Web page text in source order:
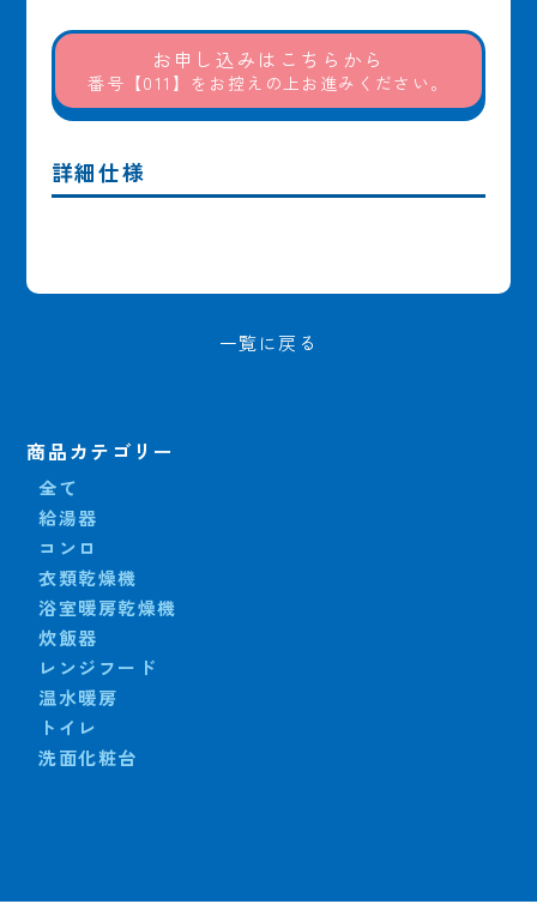
商品カテゴリー
全て
給湯器
コンロ
衣類乾燥機
浴室暖房乾燥機
炊飯器
レンジフード
温水暖房
トイレ
洗面化粧台
お申し込みはこちらから
番号【011】をお控えの上お進みください。
詳細仕様
一覧に戻る